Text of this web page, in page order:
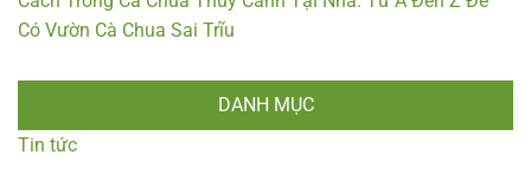
Có Vườn Cà Chua Sai Trĩu
DANH MỤC
Tin tức